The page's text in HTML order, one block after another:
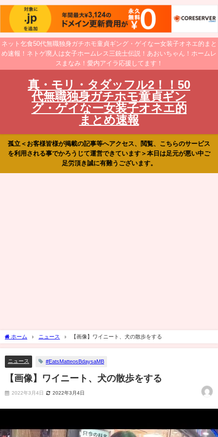
ネット乞食50代無職独身ガチホモ童貞ギング・ゲイなー女装子オネエ的まと
め速報！ネトゲ廃人は女子ホームレス三銃士伝説！あおいちゃん！ホームレ
スまなみ！愛内アイラ応援してます！
真・モリ・タダッフル2！！50
代無職独身ガチホモ童貞ギン
グ・ゲイなー女装子オネエ的
まとめ速報
孤立＜お客様皆様が掲載の記事等へアクセス、閲覧、こちらのサービス
を利用される事でかろうじて運営できています＞本日は足元が悪い中ご
足労頂き誠に有難うございます。
ホーム ニュース 【画像】ワイニート、犬の散歩をする
ニュース #EatsMatteosBdaysaMB
【画像】ワイニート、犬の散歩をする
2022年3月4日 2022年3月4日